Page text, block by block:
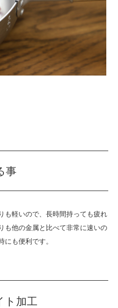
事
も軽いので、長時間持っても疲れ
も他の金属と比べて非常に速いの
にも便利です。
ト加工